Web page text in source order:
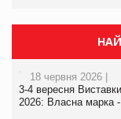
18 червня 2026 |
3-4 вересня
2026: Власна марка